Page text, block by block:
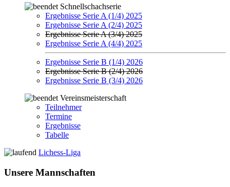
Schnellschachserie
Ergebnisse Serie A (1/4) 2025
Ergebnisse Serie A (2/4) 2025
Ergebnisse Serie A (3/4) 2025
Ergebnisse Serie A (4/4) 2025
Ergebnisse Serie B (1/4) 2026
Ergebnisse Serie B (2/4) 2026
Ergebnisse Serie B (3/4) 2026
Vereinsmeisterschaft
Teilnehmer
Termine
Ergebnisse
Tabelle
Lichess-Liga
Unsere Mannschaften